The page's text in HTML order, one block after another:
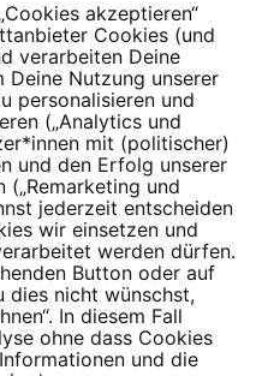
Schließe Dich 4,5
akzeptieren“
Cookies (und
verarbeiten Deine
Deine Nutzung unserer
personalisieren und
(„Analytics und
mit (politischer)
und den Erfolg unserer
(„Remarketing und
jederzeit entscheiden
wir einsetzen und
werden dürfen.
Button oder auf
dies nicht wünschst,
In diesem Fall
ohne dass Cookies
und die